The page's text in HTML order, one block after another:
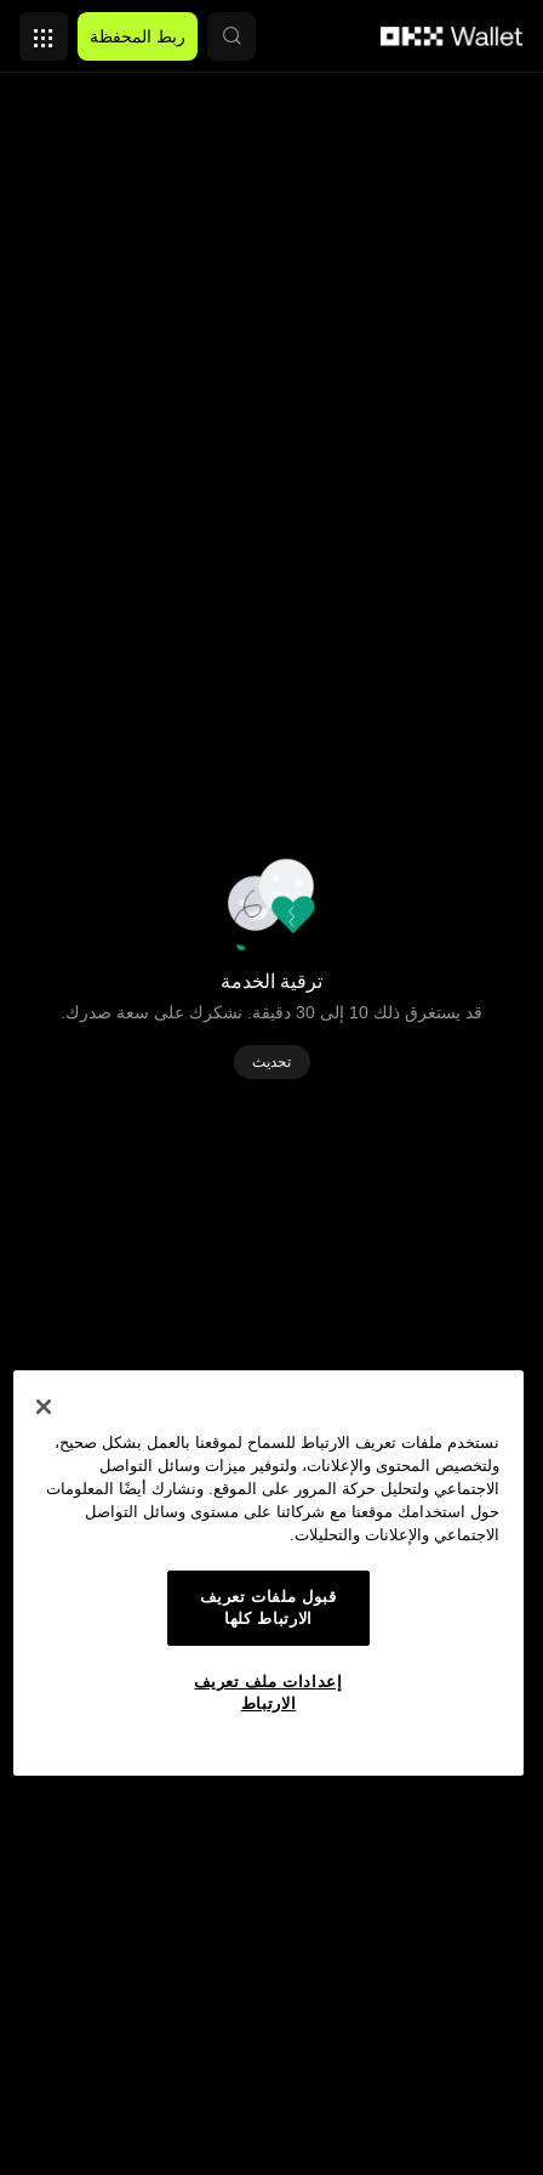
ربط المحفظة
ترقية الخدمة
قد يستغرق ذلك 10 إلى 30 دقيقة. نشكرك على سعة صدرك.
تحديث
نستخدم ملفات تعريف الارتباط للسماح لموقعنا بالعمل بشكل صحيح،
ولتخصيص المحتوى والإعلانات، ولتوفير ميزات وسائل التواصل
الاجتماعي ولتحليل حركة المرور على الموقع. ونشارك أيضًا المعلومات
حول استخدامك موقعنا مع شركائنا على مستوى وسائل التواصل
الاجتماعي والإعلانات والتحليلات.
قبول ملفات تعريف
الارتباط كلها
إعدادات ملف تعريف
الارتباط